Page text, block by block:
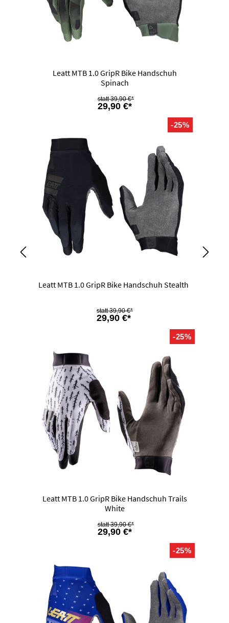
Leatt MTB 1.0 GripR Bike Handschuh
Spinach
29,90 €*
39,90 €*
-25%
Leatt MTB 1.0 GripR Bike Handschuh Stealth
29,90 €*
39,90 €*
-25%
Leatt MTB 1.0 GripR Bike Handschuh Trails
White
29,90 €*
39,90 €*
-25%